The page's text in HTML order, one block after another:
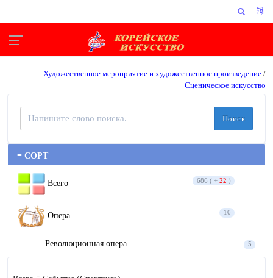
Художественное мероприятие и художественное произведение /
Сценическое искусство
Поиск
≡ СОРТ
Всего 686 ( + 22 )
Опера 10
Революционная опера 5